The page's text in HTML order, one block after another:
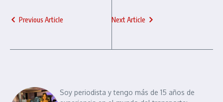
Previous Article Next Article
Soy periodista y tengo más de 15 años de